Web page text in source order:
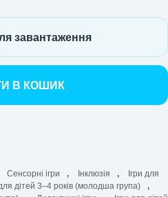
завантаження
В КОШИК
Сенсорні ігри , Інклюзія ,
Ігри для
для дітей 3–4 років (молодша група)
,